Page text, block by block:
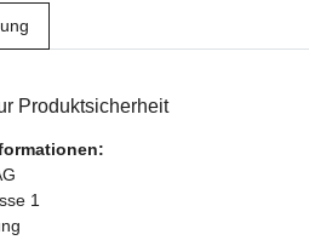
Produktsicherheit
1